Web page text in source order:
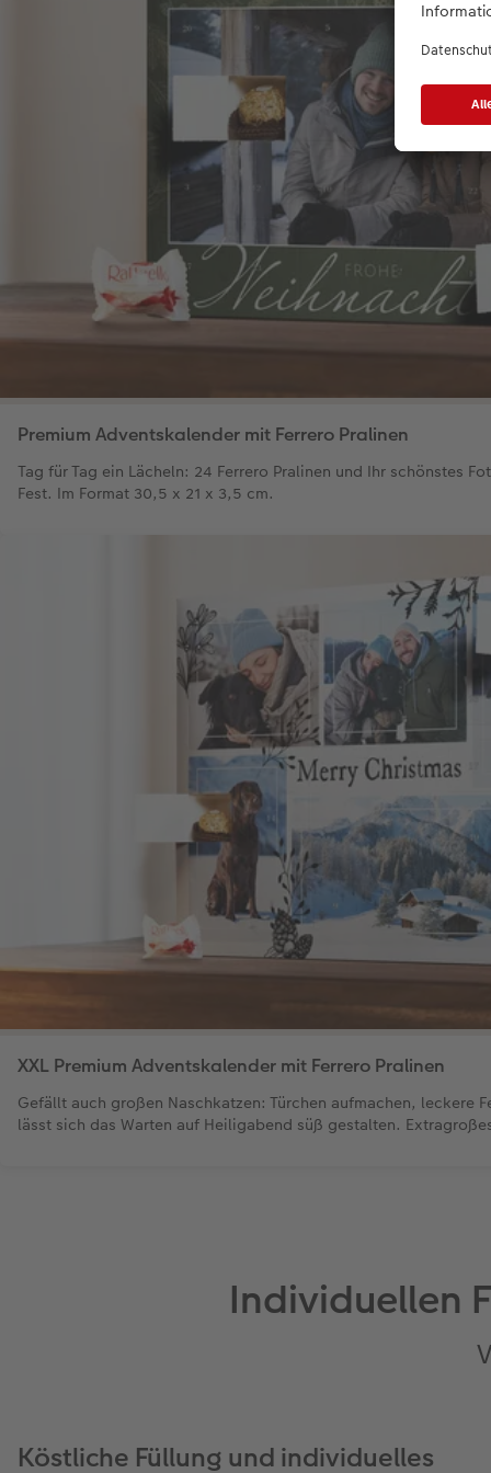
Premium Adventskalender mit Ferrero Pralinen
Tag für Tag ein Lächeln: 24 Ferrero Pralinen und Ihr schönstes
Fest. Im Format 30,5 x 21 x 3,5 cm.
XXL Premium Adventskalender mit Ferrero Pralinen
Gefällt auch großen Naschkatzen: Türchen aufmachen, leckere
lässt sich das Warten auf Heiligabend süß gestalten.
Individuellen
Köstliche Füllung und individuelles